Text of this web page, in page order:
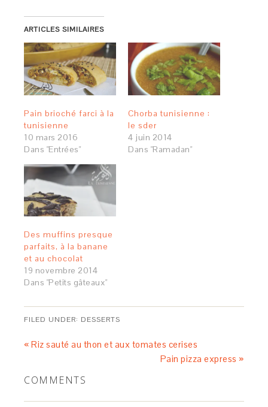
ARTICLES SIMILAIRES
Pain brioché farci à la
tunisienne
10 mars 2016
Dans "Entrées"
Chorba tunisienne :
le sder
4 juin 2014
Dans "Ramadan"
Des muffins presque
parfaits, à la banane
et au chocolat
19 novembre 2014
Dans "Petits gâteaux"
FILED UNDER: DESSERTS
« Riz sauté au thon et aux tomates cerises
Pain pizza express »
COMMENTS